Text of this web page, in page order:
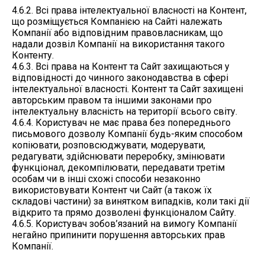
4.6.2. Всі права інтелектуальної власності на Контент,
що розміщується Компанією на Сайті належать
Компанії або відповідним правовласникам, що
надали дозвіл Компанії на використання такого
Контенту.
4.6.3. Всі права на Контент та Сайт захищаються у
відповідності до чинного законодавства в сфері
інтелектуальної власності. Контент та Сайт захищені
авторським правом та іншими законами про
інтелектуальну власність на території всього світу.
4.6.4. Користувач не має права без попереднього
письмового дозволу Компанії будь-яким способом
копіювати, розповсюджувати, модерувати,
редагувати, здійснювати переробку, змінювати
функціонал, декомпілювати, передавати третім
особам чи в інші схожі способи незаконно
використовувати Контент чи Сайт (а також їх
складові частини) за винятком випадків, коли такі дії
відкрито та прямо дозволені функціоналом Сайту.
4.6.5. Користувач зобов’язаний на вимогу Компанії
негайно припинити порушення авторських прав
Компанії.